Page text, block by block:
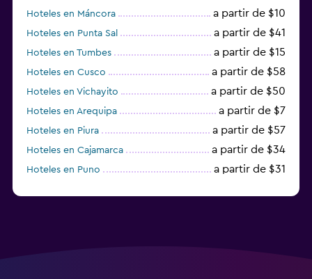
Hoteles en Máncora a partir de $10
Hoteles en Punta Sal a partir de $41
Hoteles en Tumbes a partir de $15
Hoteles en Cusco a partir de $58
Hoteles en Vichayito a partir de $50
Hoteles en Arequipa a partir de $7
Hoteles en Piura a partir de $57
Hoteles en Cajamarca a partir de $34
Hoteles en Puno a partir de $31